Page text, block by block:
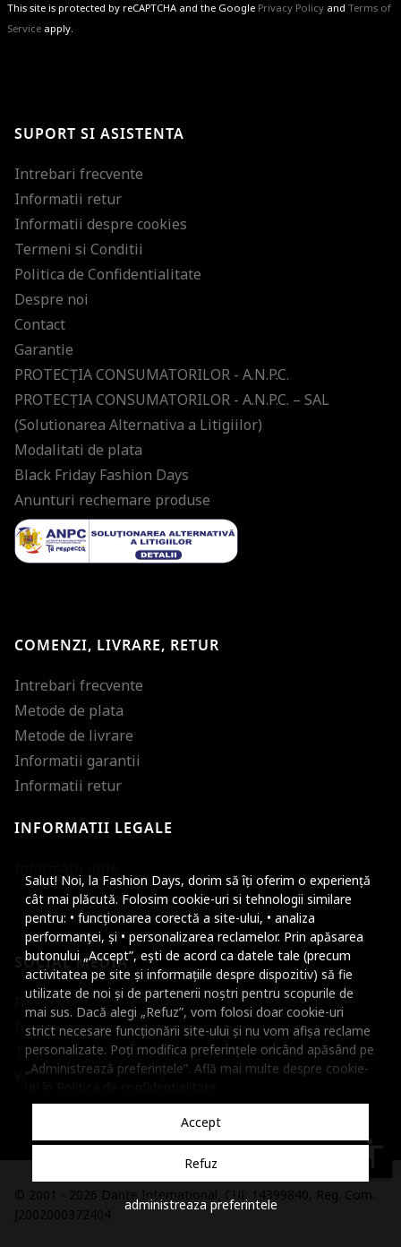
Salut! Noi, la Fashion Days, dorim să îți oferim o experiență
cât mai plăcută. Folosim cookie-uri si tehnologii similare
pentru: • funcționarea corectă a site-ului, • analiza
performanței, și • personalizarea reclamelor. Prin apăsarea
butonului „Accept”, ești de acord ca datele tale (precum
activitatea pe site și informațiile despre dispozitiv) să fie
utilizate de noi și de partenerii noștri pentru scopurile de
mai sus. Dacă alegi „Refuz”, vom folosi doar cookie-uri
strict necesare funcționării site-ului și nu vom afișa reclame
personalizate. Poți modifica preferințele oricând apăsând pe
„Administrează preferințele”. Află mai multe despre cookie-
Accept
Refuz
administreaza preferintele
This site is protected by reCAPTCHA and the Google Privacy Policy and Terms of
Service apply.
ultimele tendinte in moda!
SUPORT SI ASISTENTA
Intrebari frecvente
Informatii retur
Informatii despre cookies
Termeni si Conditii
Politica de Confidentialitate
Despre noi
Contact
Garantie
PROTECŢIA CONSUMATORILOR - A.N.P.C.
PROTECŢIA CONSUMATORILOR - A.N.P.C. – SAL
(Solutionarea Alternativa a Litigiilor)
Modalitati de plata
Black Friday Fashion Days
Anunturi rechemare produse
COMENZI, LIVRARE, RETUR
Intrebari frecvente
Metode de plata
Metode de livrare
Informatii garantii
Informatii retur
INFORMATII LEGALE
SOCIAL MEDIA
Facebook
Instagram
TikTok
Youtube
© 2001 - 2026 Dante International, CUI: 14399840, Reg. Com.
J2002000372404
accessibility
Micsoreaza
Mareste spatierea
Micsoreaza
Mareste inaltimea
Micsoreaza
Inverseaza culorile
Nuante de gri
Cursor mare
Subliniaza link-urile